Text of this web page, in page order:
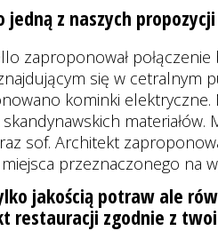
z naszych
zaproponował połączenie
się w cetralnym
kominki
sof. Architekt
przeznaczonego na
jakością potraw ale
restauracji zgodnie z